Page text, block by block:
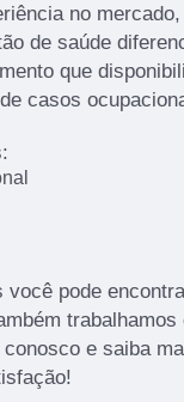
no
de saúde
que
casos
pode
e saiba